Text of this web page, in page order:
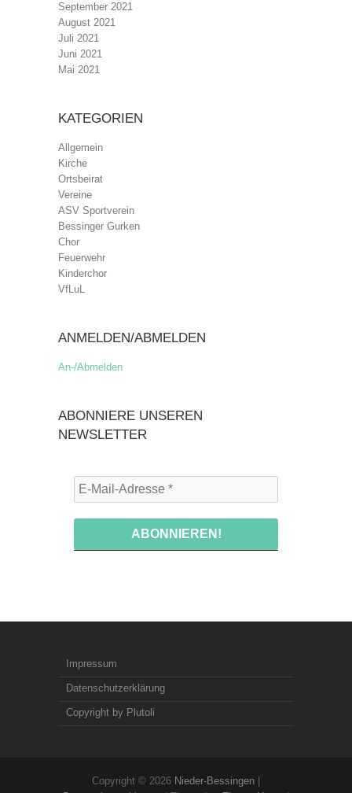
September 2021
August 2021
Juli 2021
Juni 2021
Mai 2021
KATEGORIEN
Allgemein
Kirche
Ortsbeirat
Vereine
ASV Sportverein
Bessinger Gurken
Chor
Feuerwehr
Kinderchor
VfLuL
ANMELDEN/ABMELDEN
An-/Abmelden
ABONNIERE UNSEREN
NEWSLETTER
Impressum
Datenschutzerklärung
Copyright by Plutoli
Copyright © 2026 Nieder-Bessingen